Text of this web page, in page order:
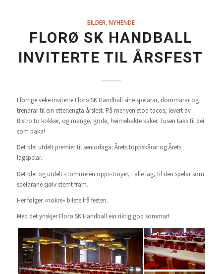
BILDER,NYHENDE
FLORØ SK HANDBALL
INVITERTE TIL ÅRSFEST
I forrige veke inviterte Florø SK Handball sine spelarar, dommarar og
trenarar til ein etterlengta årsfest. På menyen stod tacos, levert av
Bistro to kokker, og mange, gode, heimebakte kaker. Tusen takk til dei
som baka!
Det blei utdelt premier til seniorlaga: Årets toppskårar og Årets
lagspelar.
Det blei og utdelt «Tommelen opp»-trøyer, i alle lag, til den spelar som
spelarane sjølv stemt fram.
Her følger «nokre» bilete frå festen.
Med det ynskjer Florø SK Handball ein riktig god sommar!